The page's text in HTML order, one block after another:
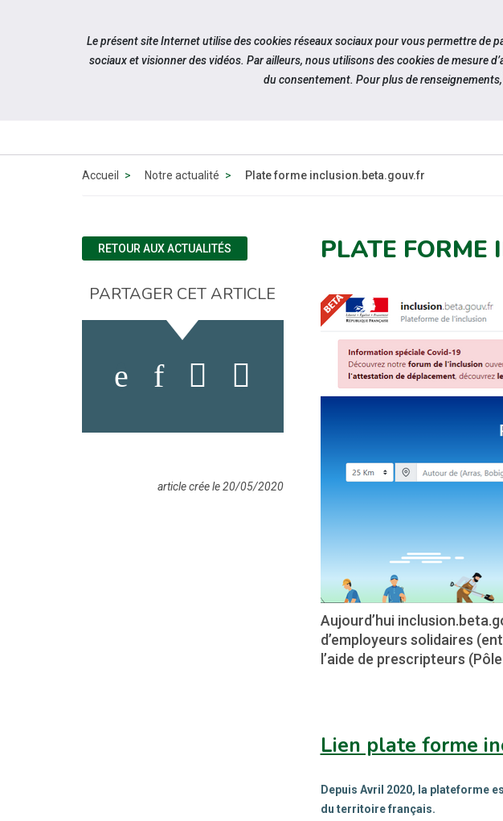
Aller au contenu
ESPACE
Accueil Notre actualité Plate forme inclusion.beta.gouv.fr
PLATE FORME
Aujourd’hui
d’employeurs solidaires
l’aide de prescripteurs
Lien plate forme
Depuis Avril 2020, la plateforme
du territoire français.
RETOUR AUX ACTUALITÉS
PARTAGER CET ARTICLE
article crée le 20/05/2020
Le présent site Internet utilise des cookies réseaux sociaux pour vous permettre de
sociaux et visionner des vidéos. Par ailleurs, nous utilisons des cookies de mesure
du consentement. Pour plus de